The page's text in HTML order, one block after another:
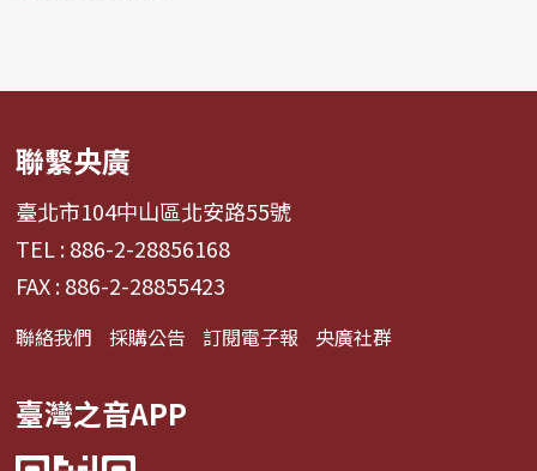
聯繫央廣
臺北市104中山區北安路55號
TEL : 886-2-28856168
FAX : 886-2-28855423
聯絡我們 採購公告 訂閱電子報 央廣社群
臺灣之音APP